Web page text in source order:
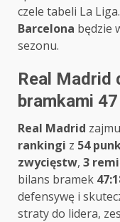
czele tabeli La
Barcelona będzie
sezonu.
Real Madrid
bramkami
Real Madrid
rankingi z 54
zwycięstw, 3
bilans bramek
defensywę i
straty do lidera,